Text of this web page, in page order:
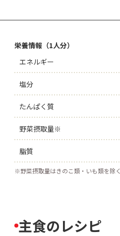
栄養情報（1人分）
エネルギー
塩分
たんぱく質
野菜摂取量※
脂質
※野菜摂取量はきのこ類・いも類を除く
主食のレシピ